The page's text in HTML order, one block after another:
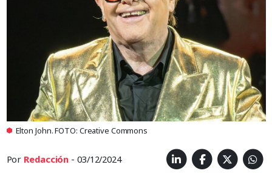
Elton John. FOTO: Creative Commons
Por Redacción - 03/12/2024